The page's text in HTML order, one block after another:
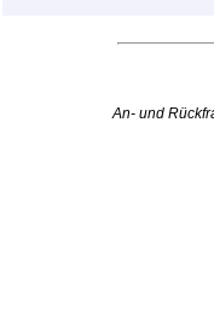
An- und